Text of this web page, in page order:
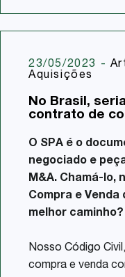
23/05/2023 -
Aquisições
No Brasil,
contrato de
O SPA é o
negociado e
M&A. Chamá-lo,
Compra e Venda
melhor caminho?
Nosso Código
compra e venda